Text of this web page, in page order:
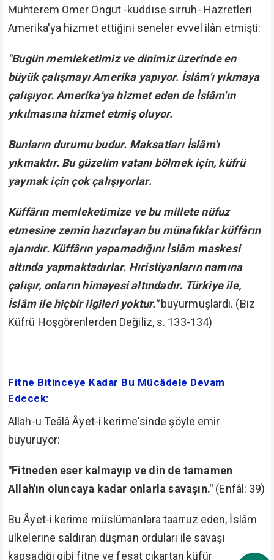
Fitne Bitinceye Kadar Bu Mücâdele Devam
Edecek:
buyuruyor:
"Fitneden eser kalmayıp ve din de tamamen
Allah'ın oluncaya kadar onlarla savaşın."
Bu Âyet-i kerime müslümanlara taarruz eden, İslâm
ülkelerine saldıran düşman orduları ile savaşı
kapsadığı gibi fitne ve fesat çıkartan küfür
Zira:
"Fitne çıkarmak, adam öldürmekten daha
kötüdür." (Bakara: 191)
"Fitne de adam öldürmekten daha büyük bir
Fetullah Gülen ve benzerlerinin çıkartmış oldukları
fitneler sebebiyle milyonların imanları gidiyor. Din ve
devlet, iman ve vatan büyük zararlar görüyor.
Bu fitnelerle mücadeleden daha büyük bir ecir
düşünülebilir mi?
Nitekim Ömer Öngüt -kuddise sırruh- Hazretleri'nin
ömrü bu fitnelerle mücadele etmekle geçti.
"Bütün bölücüler dinimizin ve vatanımızın en büyük